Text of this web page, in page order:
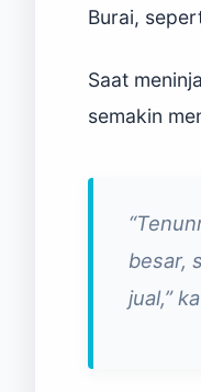
Burai,
Saat
semakin
besar,
jual,”